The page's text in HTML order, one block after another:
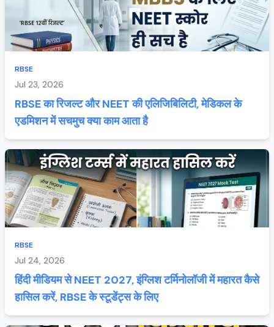
RBSE
Jul 23, 2026
RBSE का रिजल्ट और NEET की एलिजिबिलिटी, मेडिकल के
एडमिशन में सचमुच क्या काम आता है
RBSE
Jul 24, 2026
हिंदी मीडियम से NEET 2027, इंग्लिश टर्मिनोलॉजी में महारत कैसे
हासिल करें, RBSE के स्टूडेंट्स के लिए